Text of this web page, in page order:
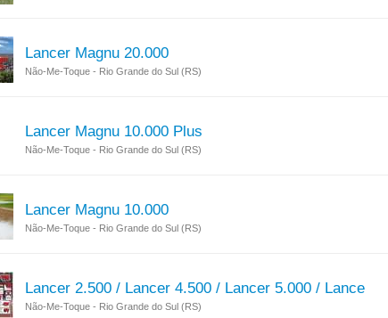
Lancer Magnu 20.000
Não-Me-Toque - Rio Grande do Sul (RS)
Lancer Magnu 10.000 Plus
Não-Me-Toque - Rio Grande do Sul (RS)
Lancer Magnu 10.000
Não-Me-Toque - Rio Grande do Sul (RS)
Lancer 2.500 / Lancer 4.500 / Lancer 5.000 / Lance
Não-Me-Toque - Rio Grande do Sul (RS)